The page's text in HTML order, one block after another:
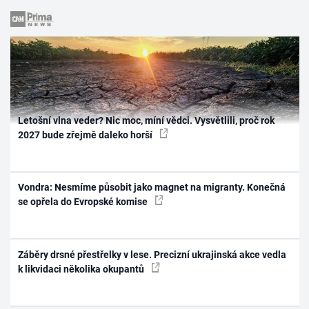
Letošní vlna veder? Nic moc, míní vědci. Vysvětlili, proč rok
2027 bude zřejmě daleko horší
Vondra: Nesmíme působit jako magnet na migranty. Konečná
se opřela do Evropské komise
Záběry drsné přestřelky v lese. Precizní ukrajinská akce vedla
k likvidaci několika okupantů